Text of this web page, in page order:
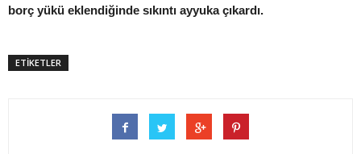
borç yükü eklendiğinde sıkıntı ayyuka çıkardı.
ETİKETLER